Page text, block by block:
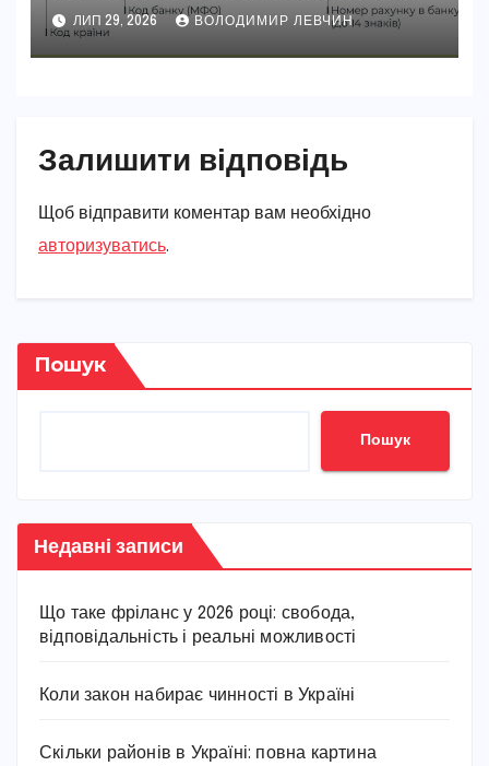
секретів номера
ЛИП 29, 2026 ВОЛОДИМИР ЛЕВЧИН
Залишити відповідь
Щоб відправити коментар вам необхідно
авторизуватись.
Пошук
Пошук
Недавні записи
Що таке фріланс у 2026 році: свобода,
відповідальність і реальні можливості
Коли закон набирає чинності в Україні
Скільки районів в Україні: повна картина